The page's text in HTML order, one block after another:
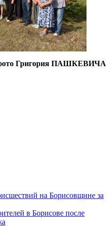
фото Григория ПАШКЕВИЧА
на Борисовщине за
в Борисове после